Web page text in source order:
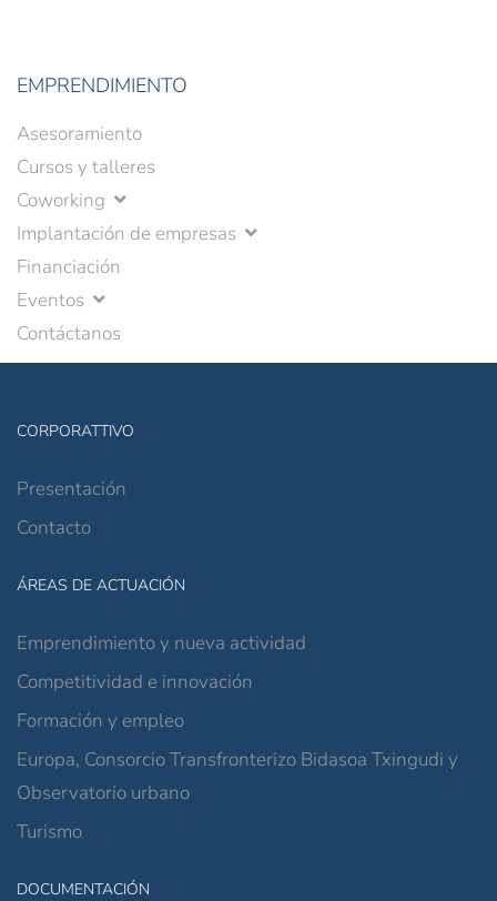
EMPRENDIMIENTO
Asesoramiento
Cursos y talleres
Coworking
Implantación de empresas
Financiación
Eventos
Contáctanos
CORPORATTIVO
Presentación
Contacto
ÁREAS DE ACTUACIÓN
Emprendimiento y nueva actividad
Competitividad e innovación
Formación y empleo
Europa, Consorcio Transfronterizo Bidasoa Txingudi y
Observatorio urbano
Turismo
DOCUMENTACIÓN